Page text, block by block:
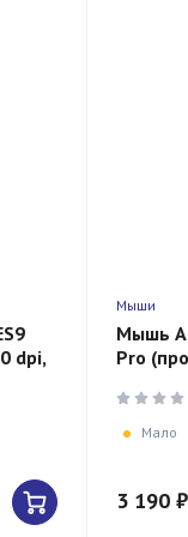
dpi,
Мыши
Мышь
Pro
Мало
3 190 ₽